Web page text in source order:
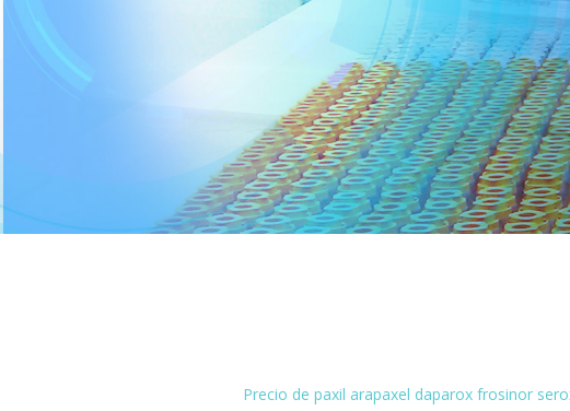
Precio de paxil arapaxel daparox frosinor